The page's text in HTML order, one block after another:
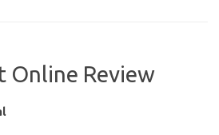
Online Review